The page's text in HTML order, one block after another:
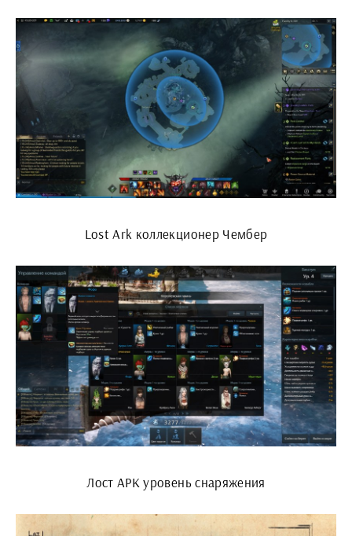
Lost Ark коллекционер Чембер
Лост АРК уровень снаряжения